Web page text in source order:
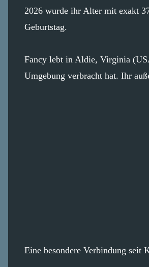
2026 wurde ihr Alter mit exakt
Geburtstag.
Fancy lebt in Aldie, Virginia
Umgebung verbracht hat. Ihr
Eine besondere Verbindung seit